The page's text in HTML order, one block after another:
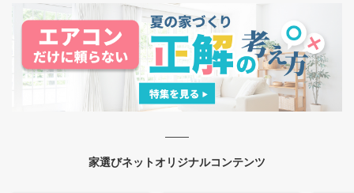
家選びネットオリジナルコンテンツ